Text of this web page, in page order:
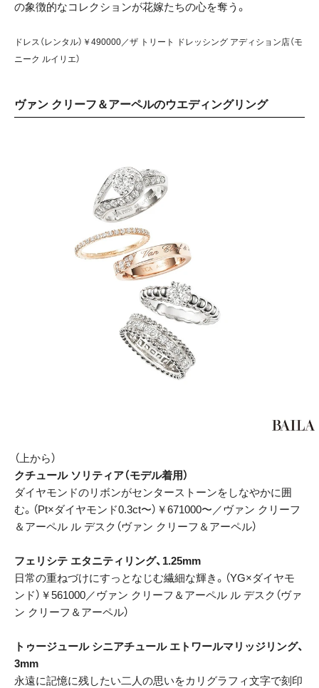
の象徴的なコレクションが花嫁たちの心を奪う。
ドレス（レンタル）￥490000／ザ トリート ドレッシング アディション店（モ
ニーク ルイリエ）
ヴァン クリーフ＆アーペルのウエディングリング
（上から）
クチュール ソリティア（モデル着用）
ダイヤモンドのリボンがセンターストーンをしなやかに囲
む。（Pt×ダイヤモンド0.3ct〜）￥671000〜／ヴァン クリーフ
＆アーペル ル デスク（ヴァン クリーフ＆アーペル）
フェリシテ エタニティリング、1.25mm
日常の重ねづけにすっとなじむ繊細な輝き。（YG×ダイヤモ
ンド）￥561000／ヴァン クリーフ＆アーペル ル デスク（ヴァ
ン クリーフ＆アーペル）
トゥージュール シニアチュール エトワールマリッジリング、
3mm
永遠に記憶に残したい二人の思いをカリグラフィ文字で刻印